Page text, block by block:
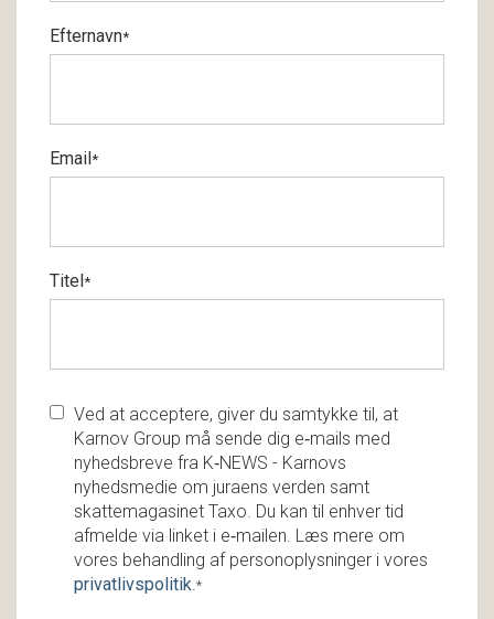
Efternavn*
Email*
Titel*
Ved at acceptere, giver du samtykke til, at
Karnov Group må sende dig e‑mails med
nyhedsbreve fra K‑NEWS - Karnovs
nyhedsmedie om juraens verden samt
skattemagasinet Taxo. Du kan til enhver tid
afmelde via linket i e‑mailen. Læs mere om
vores behandling af personoplysninger i vores
privatlivspolitik.*